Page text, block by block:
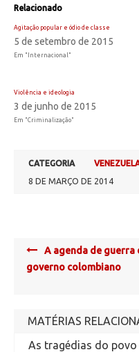
Relacionado
Agitação popular e ódio de classe
5 de setembro de 2015
Em "Internacional"
Violência e ideologia
3 de junho de 2015
Em "Criminalização"
CATEGORIA
8 DE MARÇO DE 2014
Post
navigation
A agenda de guerra
governo colombiano
MATÉRIAS
As tragédias do povo